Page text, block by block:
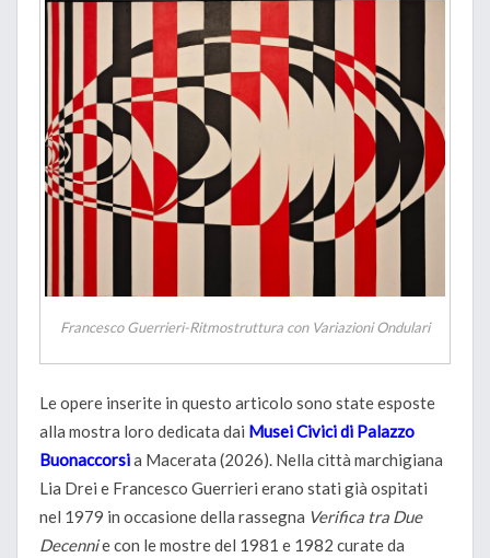
Francesco Guerrieri-Ritmostruttura con Variazioni Ondulari
Le opere inserite in questo articolo sono state esposte
alla mostra loro dedicata dai Musei Civici di Palazzo
Buonaccorsia Macerata (2026). Nella città marchigiana
Lia Drei e Francesco Guerrieri erano stati già ospitati
nel 1979 in occasione della rassegna Verifica tra Due
Decennie con le mostre del 1981 e 1982 curate da